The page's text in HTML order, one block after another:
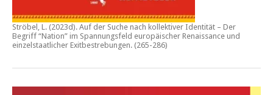
Ströbel, L. (2023d). Auf der Suche nach kollektiver Identität – Der
Begriff “Nation” im Spannungsfeld europäischer Renaissance und
einzelstaatlicher Exitbestrebungen. (265-286)